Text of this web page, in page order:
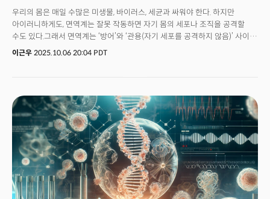
우리의 몸은 매일 수많은 미생물, 바이러스, 세균과 싸워야 한다. 하지만
아이러니하게도, 면역계는 잘못 작동하면 자기 몸의 세포나 조직을 공격할
수도 있다.그래서 면역계는 ‘방어’와 ‘관용(자기 세포를 공격하지 않음)’ 사이의
섬세한 균형을 유지해야 한다. 예전에는 이 균형이 주로 흉선(가슴 중앙의
조절이 이루어진다는 사실을 제시했다. 그리고 그 중심에는 ‘조절
T세포’(regulatory T cell)라는 특별한 면역세포가 중요한 역할을 한다고
밝혔다.유전자 퍼즐, Foxp3와 조절 T세포의 연결 고리사카구치 박사의 초기
발견 이후, 메리 브런코와 프레드 램즈델은 유전학을 이용해 중요한 연구를
진행했다. 그들은 일부 생쥐가 자가면역 질환에 잘 걸리는 이유가 특정
유전자의 돌연변이 때문이라는 사실을 밝혀냈다.그 유전자는 Foxp3라고
불리며, 면역 반응을 조절하는 단백질을 만드는 역할을 한다. 연구 결과, 이
유전자가 조절 T세포의 발달과 기능에 꼭 필요하다는 점이 드러났다.더
나아가 인간에서도 Foxp3 유전자의 돌연변이가 아이펙스 증후군(IPEX
이근우 2025.10.06 20:04 PDT